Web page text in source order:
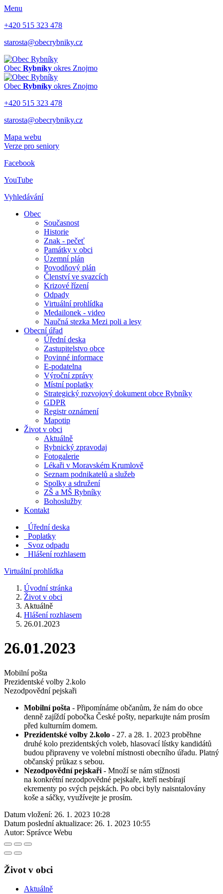
Menu
+420 515 323 478
starosta@obecrybniky.cz
Obec Rybníky okres Znojmo
Obec Rybníky okres Znojmo
+420 515 323 478
starosta@obecrybniky.cz
Mapa webu
Verze pro seniory
Facebook
YouTube
Vyhledávání
Obec
Současnost
Historie
Znak - pečeť
Památky v obci
Územní plán
Povodňový plán
Členství ve svazcích
Krizové řízení
Odpady
Virtuální prohlídka
Medailonek - video
Naučná stezka Mezi poli a lesy
Obecní úřad
Úřední deska
Zastupitelstvo obce
Povinné informace
E-podatelna
Výroční zprávy
Místní poplatky
Strategický rozvojový dokument obce Rybníky
GDPR
Registr oznámení
Mapotip
Život v obci
Aktuálně
Rybnický zpravodaj
Fotogalerie
Lékaři v Moravském Krumlově
Seznam podnikatelů a služeb
Spolky a sdružení
ZŠ a MŠ Rybníky
Bohoslužby
Kontakt
Úřední deska
Poplatky
Svoz odpadu
Hlášení rozhlasem
Virtuální prohlídka
Úvodní stránka
Život v obci
Aktuálně
Hlášení rozhlasem
26.01.2023
26.01.2023
Mobilní pošta
Prezidentské volby 2.kolo
Nezodpovědní pejskaři
Mobilní pošta - Připomínáme občanům, že nám do obce
denně zajíždí pobočka České pošty, neparkujte nám prosím
před kulturním domem.
Prezidentské volby 2.kolo - 27. a 28. 1. 2023 proběhne
druhé kolo prezidentských voleb, hlasovací lístky kandidátů
budou připraveny ve volební místnosti obecního úřadu. Platný
občanský průkaz s sebou.
Nezodpovědní pejskaři - Množí se nám stížnosti
na konkrétní nezodpovědné pejskaře, kteří nesbírají
ekrementy po svých pejskách. Po obci byly naisntalovány
koše a sáčky, využívejte je prosím.
Datum vložení: 26. 1. 2023 10:28
Datum poslední aktualizace: 26. 1. 2023 10:55
Autor: Správce Webu
Život v obci
Aktuálně